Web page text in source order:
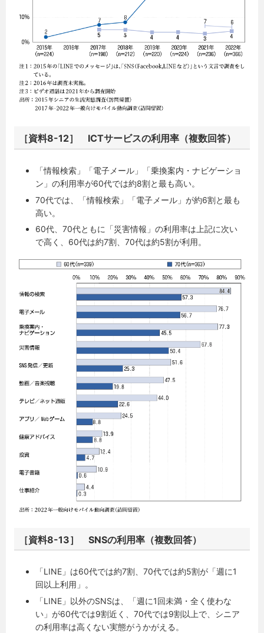
［資料8-12］ ICTサービスの利用率（複数回答）
「情報検索」「電子メール」「乗換案内・ナビゲーショ
ン」の利用率が60代では約8割と最も高い。
70代では、「情報検索」「電子メール」が約6割と最も
高い。
60代、70代ともに「災害情報」の利用率は上記に次い
で高く、60代は約7割、70代は約5割が利用。
［資料8-13］ SNSの利用率（複数回答）
「LINE」は60代では約7割、70代では約5割が「週に1
回以上利用」。
「LINE」以外のSNSは、「週に1回未満・全く使わな
い」が60代では9割近く、70代では9割以上で、シニア
の利用率は高くない実態がうかがえる。